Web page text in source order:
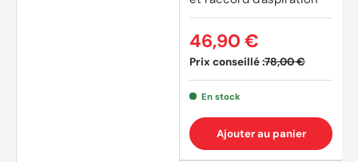
Prix conseillé :78,00 €
46,90 €
En stock
Ajouter au panier